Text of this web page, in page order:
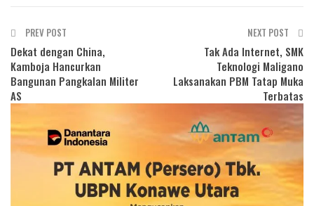
PREV POST
Dekat dengan China,
Kamboja Hancurkan
Bangunan Pangkalan Militer
AS
NEXT POST
Tak Ada Internet, SMK
Teknologi Maligano
Laksanakan PBM Tatap Muka
Terbatas